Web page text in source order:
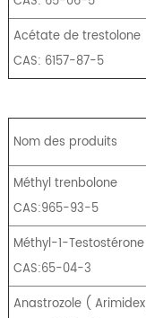
Acétate de trestolone
CAS: 6157-87-5
Nom des produits
Méthyl trenbolone
CAS:965-93-5
Méthyl-1-Testostérone
CAS:65-04-3
Anastrozole (Arimidex